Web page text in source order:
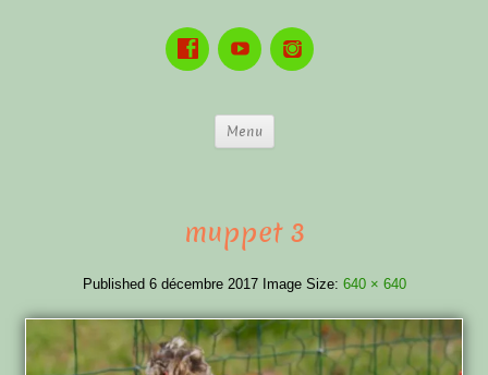
Menu
muppet 3
Published 6 décembre 2017 Image Size: 640 × 640